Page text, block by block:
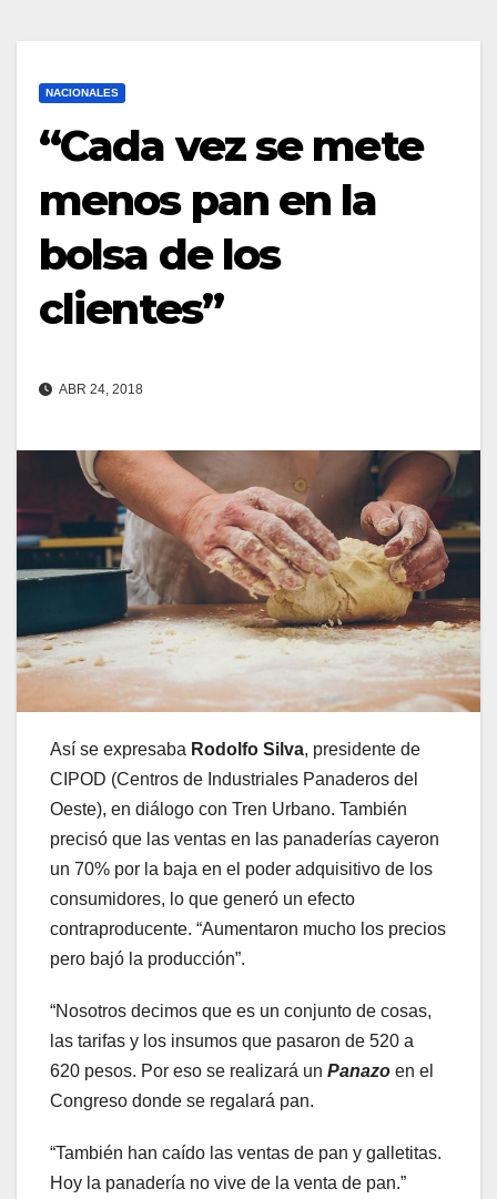
NACIONALES
“Cada vez se mete
menos pan en la
bolsa de los
clientes”
ABR 24, 2018
Así se expresaba Rodolfo Silva, presidente de
CIPOD (Centros de Industriales Panaderos del
Oeste), en diálogo con Tren Urbano. También
precisó que las ventas en las panaderías cayeron
un 70% por la baja en el poder adquisitivo de los
consumidores, lo que generó un efecto
contraproducente. “Aumentaron mucho los precios
pero bajó la producción”.
“Nosotros decimos que es un conjunto de cosas,
las tarifas y los insumos que pasaron de 520 a
620 pesos. Por eso se realizará un Panazo en el
Congreso donde se regalará pan.
“También han caído las ventas de pan y galletitas.
Hoy la panadería no vive de la venta de pan.”